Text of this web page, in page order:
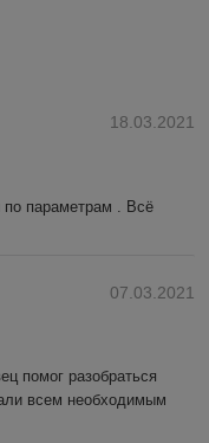
18.03.2021
параметрам . Всё
07.03.2021
помог разобраться
всем необходимым